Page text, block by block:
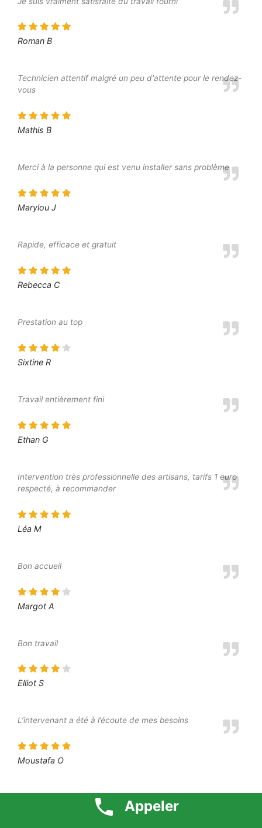
Roman B
Technicien attentif malgré un peu d'attente pour le rendez-
vous
Mathis B
Merci à la personne qui est venu installer sans problème
Marylou J
Rapide, efficace et gratuit
Rebecca C
Prestation au top
Sixtine R
Travail entièrement fini
Ethan G
Intervention très professionnelle des artisans, tarifs 1 euro
respecté, à recommander
Léa M
Bon accueil
Margot A
Bon travail
Elliot S
L’intervenant a été à l’écoute de mes besoins
Moustafa O
Je suis très content du résultat finalAppeler